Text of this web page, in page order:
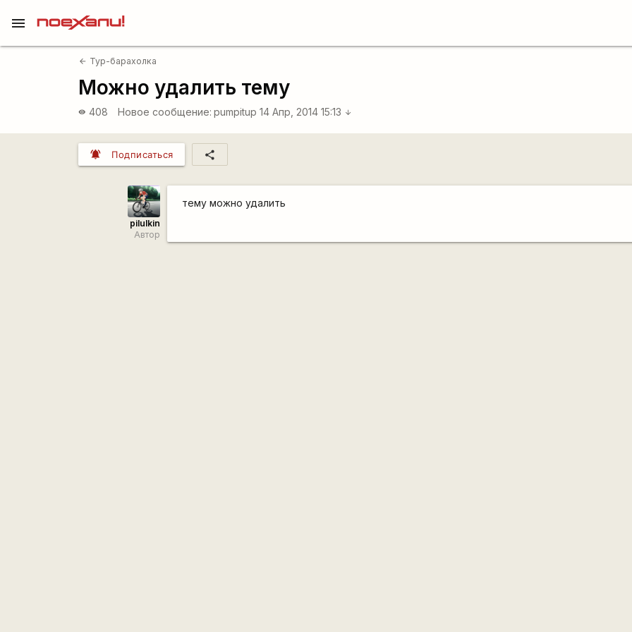
menu
arrow_back Тур-барахолка
Можно удалить тему
visibility 408 Новое сообщение: pumpitup 14 Апр, 2014 15:13 arrow_downward
notifications_active Подписаться share
pilulkin
Автор
тему можно удалить